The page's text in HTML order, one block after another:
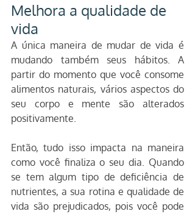
Melhora a qualidade de
vida
A única maneira de mudar de vida é
mudando também seus hábitos. A
partir do momento que você consome
alimentos naturais, vários aspectos do
seu corpo e mente são alterados
positivamente.
Então, tudo isso impacta na maneira
como você finaliza o seu dia. Quando
se tem algum tipo de deficiência de
nutrientes, a sua rotina e qualidade de
vida são prejudicados, pois você pode